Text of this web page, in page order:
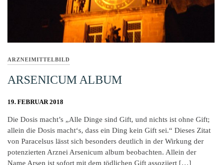
ARZNEIMITTELBILD
ARSENICUM ALBUM
19. FEBRUAR 2018
Die Dosis macht’s „Alle Dinge sind Gift, und nichts ist ohne Gift;
allein die Dosis macht‘s, dass ein Ding kein Gift sei.“ Dieses Zitat
von Paracelsus lässt sich besonders deutlich in der Wirkung der
potenzierten Arznei Arsenicum album beobachten. Allein der
Name Arsen ist sofort mit dem tödlichen Gift assoziiert […]